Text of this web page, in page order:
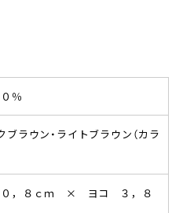
％
ブラウン・ライトブラウン（カラ
，８ｃｍ × ヨコ ３，８